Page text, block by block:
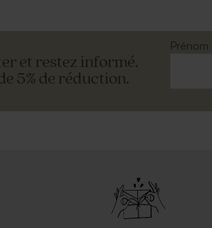
et restez informé.
5% de réduction.
Prénom